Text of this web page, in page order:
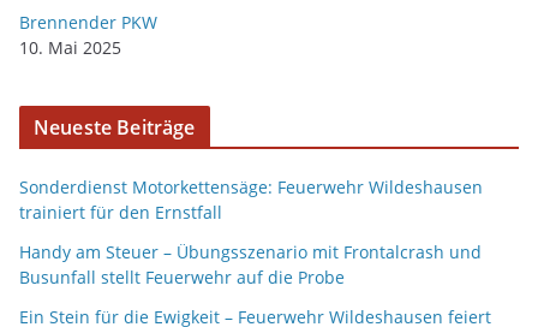
Brennender PKW
10. Mai 2025
Neueste Beiträge
Sonderdienst Motorkettensäge: Feuerwehr Wildeshausen
trainiert für den Ernstfall
Handy am Steuer – Übungsszenario mit Frontalcrash und
Busunfall stellt Feuerwehr auf die Probe
Ein Stein für die Ewigkeit – Feuerwehr Wildeshausen feiert